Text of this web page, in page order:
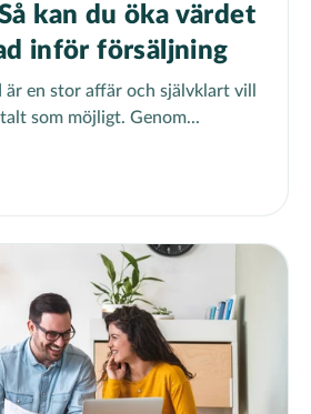
kan du öka värdet
inför försäljning
en stor affär och självklart vill
som möjligt. Genom...